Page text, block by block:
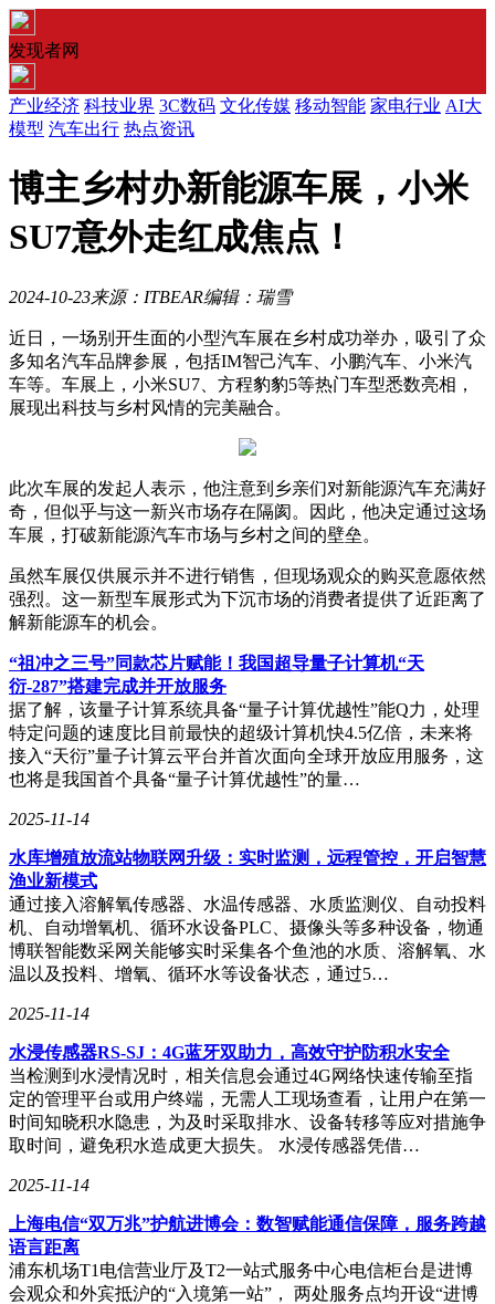
发现者网
产业经济 科技业界 3C数码 文化传媒 移动智能 家电行业 AI大
模型 汽车出行 热点资讯
博主乡村办新能源车展，小米
SU7意外走红成焦点！
2024-10-23来源：ITBEAR编辑：瑞雪
近日，一场别开生面的小型汽车展在乡村成功举办，吸引了众
多知名汽车品牌参展，包括IM智己汽车、小鹏汽车、小米汽
车等。车展上，小米SU7、方程豹豹5等热门车型悉数亮相，
展现出科技与乡村风情的完美融合。
此次车展的发起人表示，他注意到乡亲们对新能源汽车充满好
奇，但似乎与这一新兴市场存在隔阂。因此，他决定通过这场
车展，打破新能源汽车市场与乡村之间的壁垒。
虽然车展仅供展示并不进行销售，但现场观众的购买意愿依然
强烈。这一新型车展形式为下沉市场的消费者提供了近距离了
解新能源车的机会。
“祖冲之三号”同款芯片赋能！我国超导量子计算机“天
衍-287”搭建完成并开放服务
据了解，该量子计算系统具备“量子计算优越性”能Q力，处理
特定问题的速度比目前最快的超级计算机快4.5亿倍，未来将
接入“天衍”量子计算云平台并首次面向全球开放应用服务，这
也将是我国首个具备“量子计算优越性”的量…
2025-11-14
水库增殖放流站物联网升级：实时监测，远程管控，开启智慧
渔业新模式
通过接入溶解氧传感器、水温传感器、水质监测仪、自动投料
机、自动增氧机、循环水设备PLC、摄像头等多种设备，物通
博联智能数采网关能够实时采集各个鱼池的水质、溶解氧、水
温以及投料、增氧、循环水等设备状态，通过5…
2025-11-14
水浸传感器RS-SJ：4G蓝牙双助力，高效守护防积水安全
当检测到水浸情况时，相关信息会通过4G网络快速传输至指
定的管理平台或用户终端，无需人工现场查看，让用户在第一
时间知晓积水隐患，为及时采取排水、设备转移等应对措施争
取时间，避免积水造成更大损失。 水浸传感器凭借…
2025-11-14
上海电信“双万兆”护航进博会：数智赋能通信保障，服务跨越
语言距离
浦东机场T1电信营业厅及T2一站式服务中心电信柜台是进博
会观众和外宾抵沪的“入境第一站”， 两处服务点均开设“进博